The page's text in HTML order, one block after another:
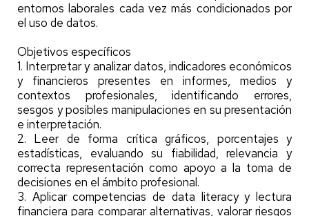
entornos laborales cada vez más condicionados por
el uso de datos.
Objetivos específicos
1. Interpretar y analizar datos, indicadores económicos
y financieros presentes en informes, medios y
contextos profesionales, identificando errores,
sesgos y posibles manipulaciones en su presentación
e interpretación.
2. Leer de forma crítica gráficos, porcentajes y
estadísticas, evaluando su fiabilidad, relevancia y
correcta representación como apoyo a la toma de
decisiones en el ámbito profesional.
3. Aplicar competencias de data literacy y lectura
financiera para comparar alternativas, valorar riesgos